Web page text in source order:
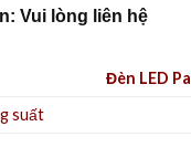
Vui lòng liên hệ
Đèn LED
suất